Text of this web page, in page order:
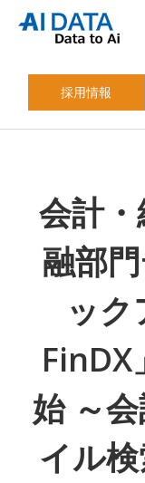
採用情報
会計
融部
ック
始 ～
イル